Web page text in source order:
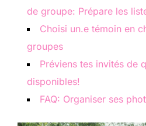
de groupe: Prépare les
Choisi un.e témoin en
groupes
Préviens tes invités de
disponibles!
FAQ: Organiser ses